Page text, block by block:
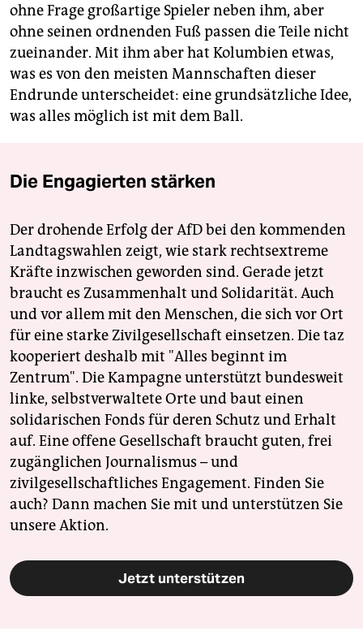
ohne Frage großartige Spieler neben ihm, aber
ohne seinen ordnenden Fuß passen die Teile nicht
zueinander. Mit ihm aber hat Kolumbien etwas,
was es von den meisten Mannschaften dieser
Endrunde unterscheidet: eine grundsätzliche Idee,
was alles möglich ist mit dem Ball.
Die Engagierten stärken
Der drohende Erfolg der AfD bei den kommenden
Landtagswahlen zeigt, wie stark rechtsextreme
Kräfte inzwischen geworden sind. Gerade jetzt
braucht es Zusammenhalt und Solidarität. Auch
und vor allem mit den Menschen, die sich vor Ort
für eine starke Zivilgesellschaft einsetzen. Die taz
kooperiert deshalb mit "Alles beginnt im
Zentrum". Die Kampagne unterstützt bundesweit
linke, selbstverwaltete Orte und baut einen
solidarischen Fonds für deren Schutz und Erhalt
auf. Eine offene Gesellschaft braucht guten, frei
zugänglichen Journalismus – und
zivilgesellschaftliches Engagement. Finden Sie
auch? Dann machen Sie mit und unterstützen Sie
unsere Aktion.
Jetzt unterstützen